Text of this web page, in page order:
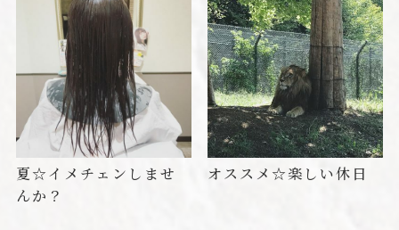
夏☆イメチェンしませ
んか？
オススメ☆楽しい休日